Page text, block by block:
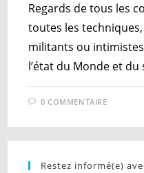
Regards de tous les
toutes les
militants ou
l’état du Monde et du
0 COMMENTAIRE
Restez informé(e)